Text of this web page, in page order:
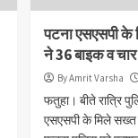
पटना एसएसपी के
ने 36 बाइक व
By Amrit Varsha
फतुहा। बीते रात्रि
एसएसपी के मिले सख्त